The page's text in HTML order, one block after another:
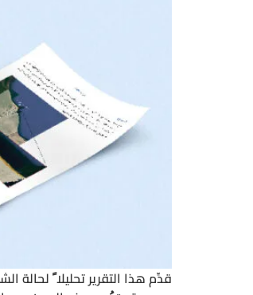
قدِّم هذا التقرير تحليلا ً لحالة